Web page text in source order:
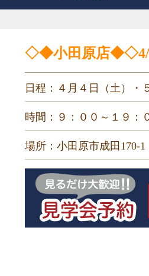
◇◆小田原店◆◇4/4
日程：４月４日（土）・
時間：９：００～１９：
場所：小田原市成田170-1